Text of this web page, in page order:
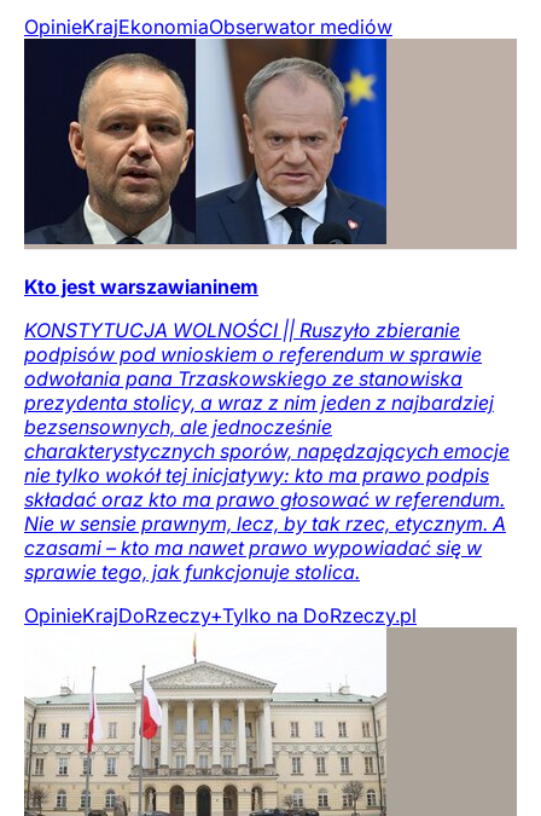
OpinieKrajEkonomiaObserwator mediów
Kto jest warszawianinem
KONSTYTUCJA WOLNOŚCI || Ruszyło zbieranie
podpisów pod wnioskiem o referendum w sprawie
odwołania pana Trzaskowskiego ze stanowiska
prezydenta stolicy, a wraz z nim jeden z najbardziej
bezsensownych, ale jednocześnie
charakterystycznych sporów, napędzających emocje
nie tylko wokół tej inicjatywy: kto ma prawo podpis
składać oraz kto ma prawo głosować w referendum.
Nie w sensie prawnym, lecz, by tak rzec, etycznym. A
czasami – kto ma nawet prawo wypowiadać się w
sprawie tego, jak funkcjonuje stolica.
OpinieKrajDoRzeczy+Tylko na DoRzeczy.pl